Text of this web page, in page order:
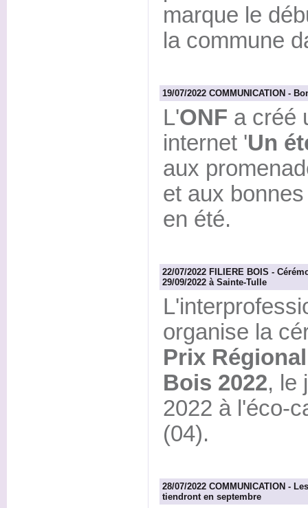
marque le
la commune
19/07/2022 COMMUNICATION -
L'ONF a créé
internet 'Un
aux
et aux
en été.
22/07/2022 FILIERE BOIS -
29/09/2022 à Sainte-Tulle
organise la
Prix
Bois 2022, le
2022 à l'éco-
(04).
28/07/2022 COMMUNICATION -
tiendront en septembre